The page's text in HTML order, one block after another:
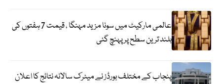
عالمی مارکیٹ میں سونا مزید مہنگا ، قیمت 7 ہفتوں کی
بلند ترین سطح پر پہنچ گئی
پنجاب کے مختلف بورڈز نے میٹرک سالانہ نتائج کا اعلان